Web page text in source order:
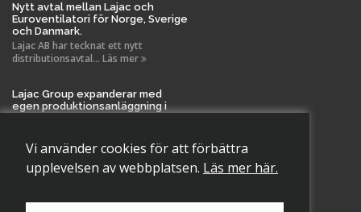
Vi använder cookies för att förbättra
upplevelsen av webbplatsen. Läs mer här.
Nytt avtal mellan Lajac och
Euroventilatori för Norge, Sverige
och Danmark.
Lajac AB har tecknat ett nytt
distributionsavtal... Läs mer
Lajac Group expanderar med
egen produktionsanläggning i
milstolpe i La... Läs mer